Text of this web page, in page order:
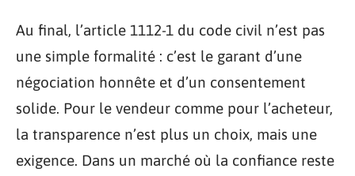
Au final, l’article 1112-1 du code civil n’est pas
une simple formalité : c’est le garant d’une
négociation honnête et d’un consentement
solide. Pour le vendeur comme pour l’acheteur,
la transparence n’est plus un choix, mais une
exigence. Dans un marché où la confiance reste